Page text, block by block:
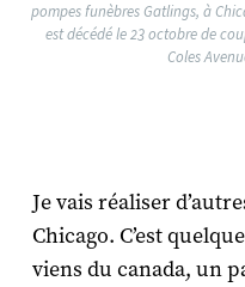
pompes funèbres Gatlings, à
est décédé le 23 octobre de
Coles
Je vais réaliser
Chicago. C’est
viens du canada, un